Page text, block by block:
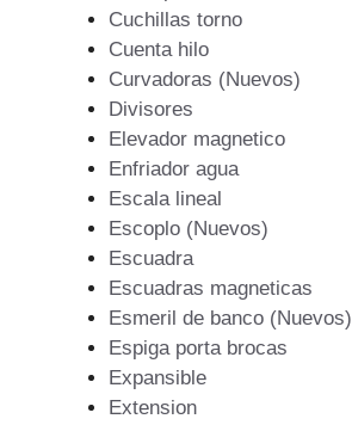
Cuchillas torno
Cuenta hilo
Curvadoras (Nuevos)
Divisores
Elevador magnetico
Enfriador agua
Escala lineal
Escoplo (Nuevos)
Escuadra
Escuadras magneticas
Esmeril de banco (Nuevos)
Espiga porta brocas
Expansible
Extension